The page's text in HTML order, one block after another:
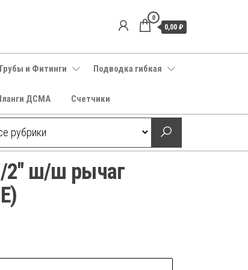
0
0,00 ₽
и Фитинги Подводка гибкая
ДСМА Счетчики
2″ ш/ш рычаг